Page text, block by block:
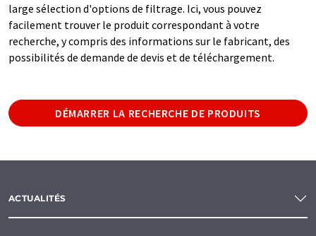
large sélection d'options de filtrage. Ici, vous pouvez
facilement trouver le produit correspondant à votre
recherche, y compris des informations sur le fabricant, des
possibilités de demande de devis et de téléchargement.
DÉMARRER LA RECHERCHE DE PRODUITS
ACTUALITÉS